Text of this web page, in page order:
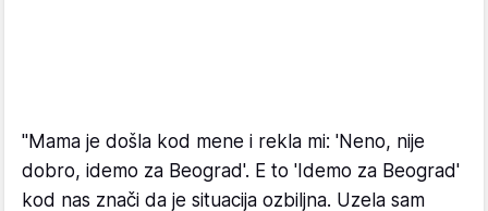
"Mama je došla kod mene i rekla mi: 'Neno, nije
dobro, idemo za Beograd'. E to 'Idemo za Beograd'
kod nas znači da je situacija ozbiljna. Uzela sam